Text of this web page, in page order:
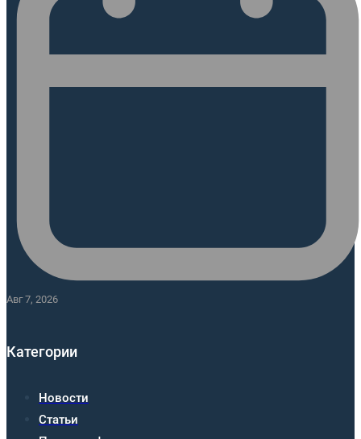
Авг 7, 2026
Категории
Новости
Статьи